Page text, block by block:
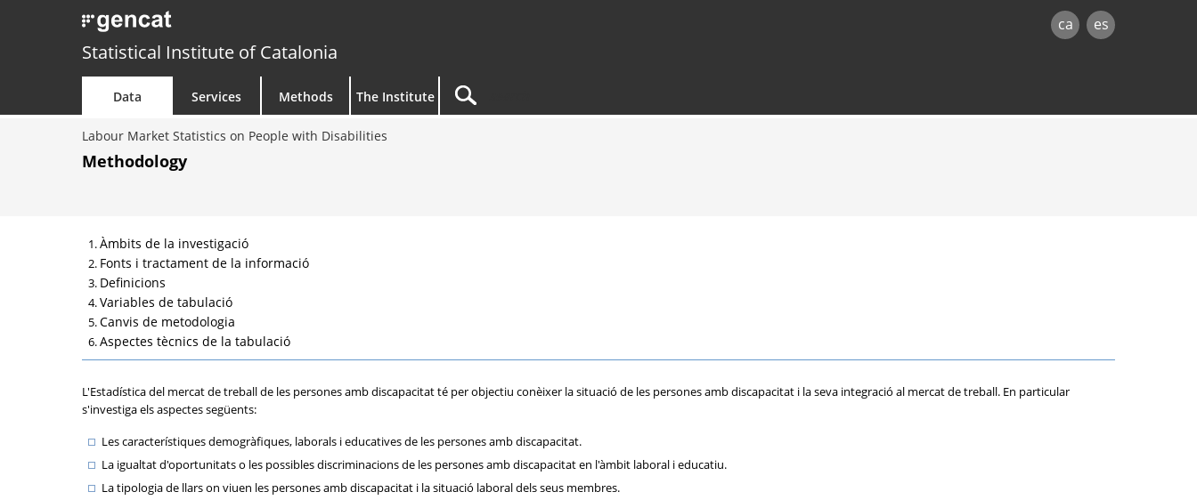
ca es
Statistical Institute of Catalonia
Data Services Methods The Institute
Labour Market Statistics on People with Disabilities
Methodology
Àmbits de la investigació
Fonts i tractament de la informació
Definicions
Variables de tabulació
Canvis de metodologia
Aspectes tècnics de la tabulació
L'Estadística del mercat de treball de les persones amb discapacitat té per objectiu conèixer la situació de les persones amb discapacitat i la seva integració al mercat de treball. En particular
s'investiga els aspectes següents:
Les característiques demogràfiques, laborals i educatives de les persones amb discapacitat.
La igualtat d'oportunitats o les possibles discriminacions de les persones amb discapacitat en l'àmbit laboral i educatiu.
La tipologia de llars on viuen les persones amb discapacitat i la situació laboral dels seus membres.